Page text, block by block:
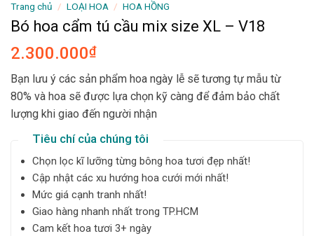
Trang chủ / LOẠI HOA / HOA HỒNG
Bó hoa cẩm tú cầu mix size XL – V18
2.300.000₫
Bạn lưu ý các sản phẩm hoa ngày lễ sẽ tương tự mẫu từ
80% và hoa sẽ được lựa chọn kỹ càng để đảm bảo chất
lượng khi giao đến người nhận
Tiêu chí của chúng tôi
Chọn lọc kĩ lưỡng từng bông hoa tươi đẹp nhất!
Cập nhật các xu hướng hoa cưới mới nhất!
Mức giá cạnh tranh nhất!
Giao hàng nhanh nhất trong TP.HCM
Cam kết hoa tươi 3+ ngày